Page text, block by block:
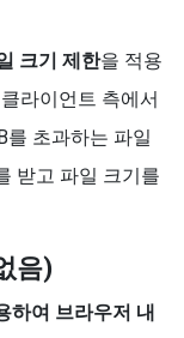
크기 제한을 적용
라이언트 측에서
를 초과하는 파일
받고 파일 크기를
음)
하여 브라우저 내